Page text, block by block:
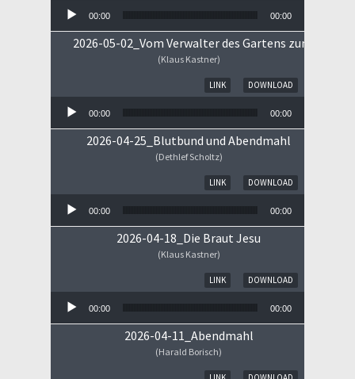
00:00 00:00
2026-05-02_Vom Verwalter des Gartens zum
(Klaus Kastner)
DOWNLOAD
LINK
00:00 00:00
2026-04-25_Blutbund und Abendmahl
(Dethlef Scholtz)
DOWNLOAD
LINK
00:00 00:00
2026-04-18_Die Braut Jesu
(Klaus Kastner)
DOWNLOAD
LINK
00:00 00:00
2026-04-11_Abendmahl
(Harald Borisch)